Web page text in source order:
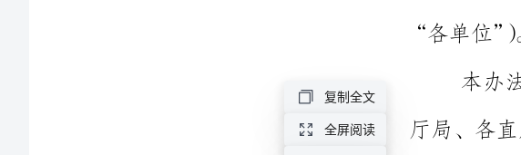
民主党派和工商联。
复制全文
全屏阅读